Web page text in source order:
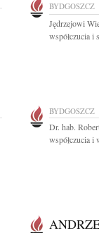
BYDGOSZCZ
Jędrzejowi
współczucia i
BYDGOSZCZ
Dr. hab.
współczucia i